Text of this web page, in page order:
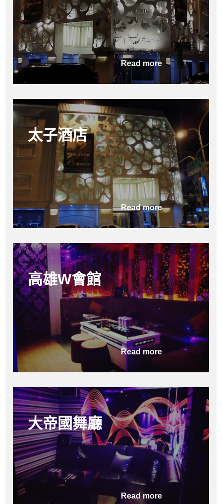
Read more
太子酒店
Read more
高雄W會館
Read more
大帝國舞廳
Read more